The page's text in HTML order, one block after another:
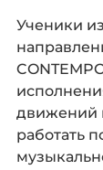
Ученики
движений
работать